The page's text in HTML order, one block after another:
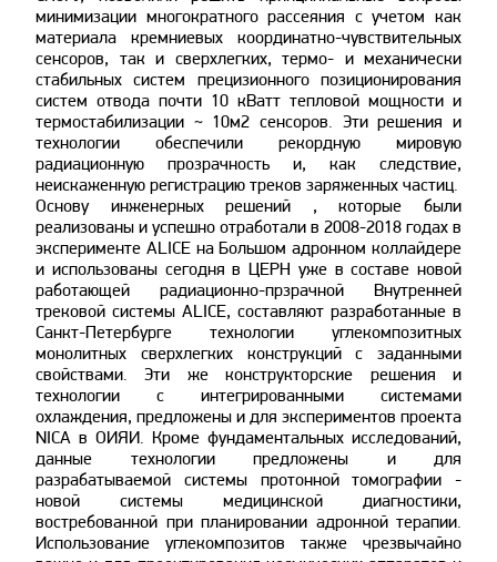
минимизации многократного рассеяния с учетом как
материала кремниевых координатно-чувствительных
сенсоров, так и сверхлегких, термо- и механически
стабильных систем прецизионного позиционирования
систем отвода почти 10 кВатт тепловой мощности и
термостабилизации ~ 10м2 сенсоров. Эти решения и
технологии обеспечили рекордную мировую
радиационную прозрачность и, как следствие,
неискаженную регистрацию треков заряженных частиц.
Основу инженерных решений , которые были
реализованы и успешно отработали в 2008-2018 годах в
эксперименте ALICE на Большом адронном коллайдере
и использованы сегодня в ЦЕРН уже в составе новой
работающей радиационно-прзрачной Внутренней
трековой системы ALICE, составляют разработанные в
Санкт-Петербурге технологии углекомпозитных
монолитных сверхлегких конструкций с заданными
свойствами. Эти же конструкторские решения и
технологии с интегрированными системами
охлаждения, предложены и для экспериментов проекта
NICA в ОИЯИ. Кроме фундаментальных исследований,
данные технологии предложены и для
разрабатываемой системы протонной томографии -
новой системы медицинской диагностики,
востребованной при планировании адронной терапии.
Использование углекомпозитов также чрезвычайно